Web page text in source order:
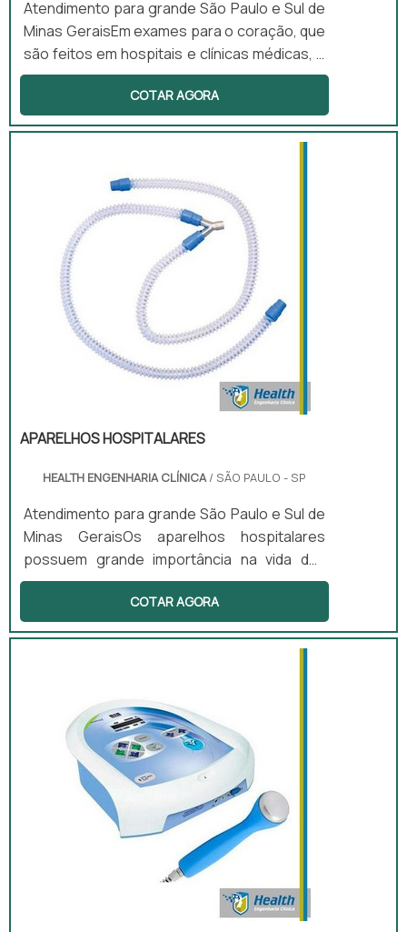
Atendimento para grande São Paulo e Sul de
Minas GeraisEm exames para o coração, que
são feitos em hospitais e clínicas médicas, o
uso de um aparelho eletrocardiógrafo
comprar é fundamental. Esse tipo de
aparelho é utilizado para medir os
batimentos cardíacos de um paciente. Esse
na triagem do hospital e, desse modo, o
médico que irá atender o paciente já terá
conhecimento sobre os batimentos ...
COTAR AGORA
APARELHOS HOSPITALARES
HEALTH ENGENHARIA CLÍNICA/ SÃO PAULO - SP
Atendimento para grande São Paulo e Sul de
Minas GeraisOs aparelhos hospitalares
possuem grande importância na vida das
pessoas. Sem eles os pacientes que
passam por consultas médicas, não
poderiam saber se estão doentes ou o nível
de suas enfermidades. Os materiais devem
eliminada. Principais aparelhos e funções
Eletrocardiograma; Laringoscópio; Entre
diverso...
COTAR AGORA